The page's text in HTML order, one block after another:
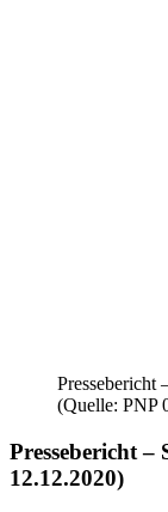
Pressebericht
(Quelle: PNP
Pressebericht –
12.12.2020)